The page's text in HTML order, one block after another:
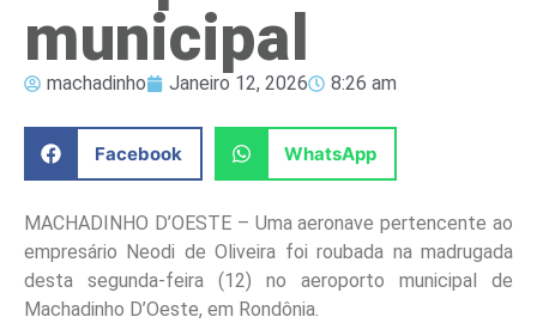
municipal
machadinho Janeiro 12, 2026 8:26 am
Facebook WhatsApp
MACHADINHO D’OESTE – Uma aeronave pertencente ao
empresário Neodi de Oliveira foi roubada na madrugada
desta segunda-feira (12) no aeroporto municipal de
Machadinho D’Oeste, em Rondônia.